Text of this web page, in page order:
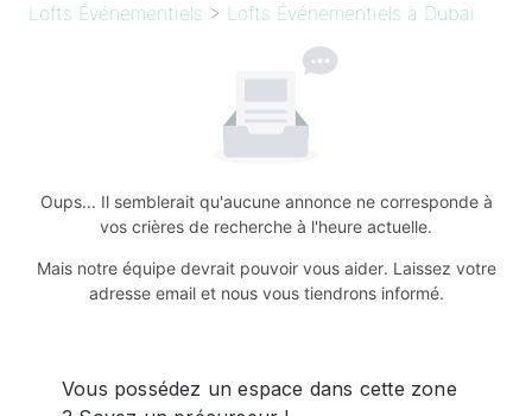
Lofts Événementiels > Lofts Événementiels à Dubai
Oups... Il semblerait qu'aucune annonce ne corresponde à
vos crières de recherche à l'heure actuelle.
Mais notre équipe devrait pouvoir vous aider. Laissez votre
adresse email et nous vous tiendrons informé.